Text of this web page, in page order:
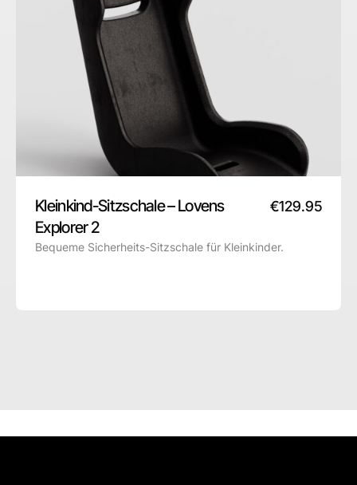
Kleinkind-Sitzschale – Lovens
Explorer 2
€129.95
Bequeme Sicherheits-Sitzschale für Kleinkinder.